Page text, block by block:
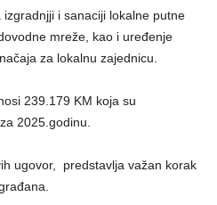
i sanaciji lokalne putne
mreže, kao i uređenje
za lokalnu zajednicu.
239.179 KM koja su
2025.godinu.
ugovor, predstavlja važan korak